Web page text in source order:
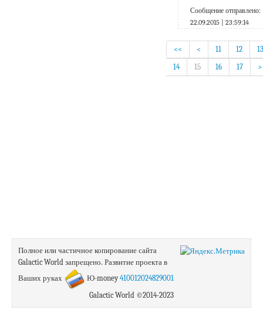
Сообщение отправлено:
22.09.2015 | 23:59:14
<< < 11 12
13
14
15 16 17 >
Полное или частичное копирование сайта
Galactic World запрещено. Развитие проекта в
Ваших руках
Ю-money410012024829001
Galactic World ©2014-2023